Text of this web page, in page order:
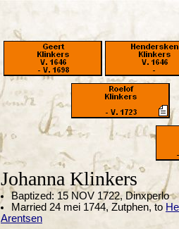
Johanna Klinkers
Baptized: 15 NOV 1722, Dinxperlo
Married 24 mei 1744, Zutphen, to
Arentsen